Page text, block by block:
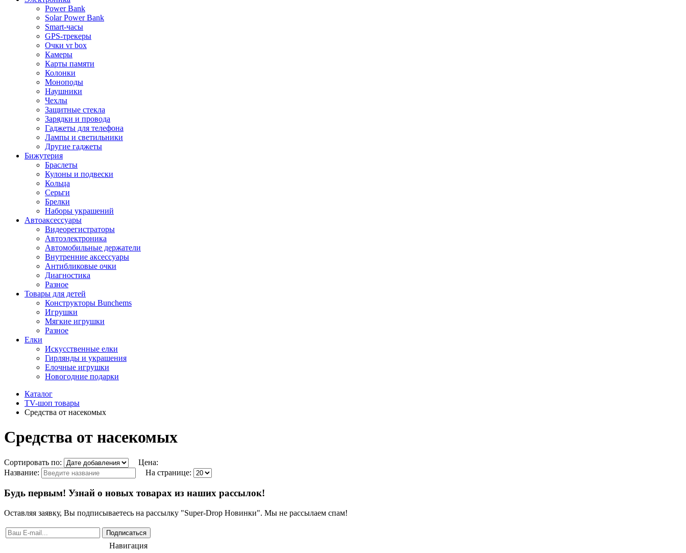
Power Bank
Solar Power Bank
Smart-часы
GPS-трекеры
Очки vr box
Камеры
Карты памяти
Колонки
Моноподы
Наушники
Чехлы
Защитные стекла
Зарядки и провода
Гаджеты для телефона
Лампы и светильники
Другие гаджеты
Бижутерия
Браслеты
Кулоны и подвески
Кольца
Серьги
Брелки
Наборы украшений
Автоаксессуары
Видеорегистраторы
Автоэлектроника
Автомобильные держатели
Внутренние аксессуары
Антибликовые очки
Диагностика
Разное
Товары для детей
Конструкторы Bunchems
Игрушки
Мягкие игрушки
Разное
Елки
Искусственные елки
Гирлянды и украшения
Елочные игрушки
Новогодние подарки
Каталог
TV-шоп товары
Средства от насекомых
Средства от насекомых
Сортировать по:
Цена:
Название:
На странице:
Будь первым! Узнай о новых товарах из наших рассылок!
Оставляя заявку, Вы подписываетесь на рассылку "Super-Drop Новинки". Мы не рассылаем спам!
Подписаться
Навигация